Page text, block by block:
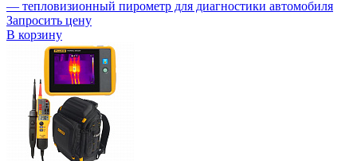
— тепловизионный пирометр для диагностики автомобиля
Запросить цену
В корзину